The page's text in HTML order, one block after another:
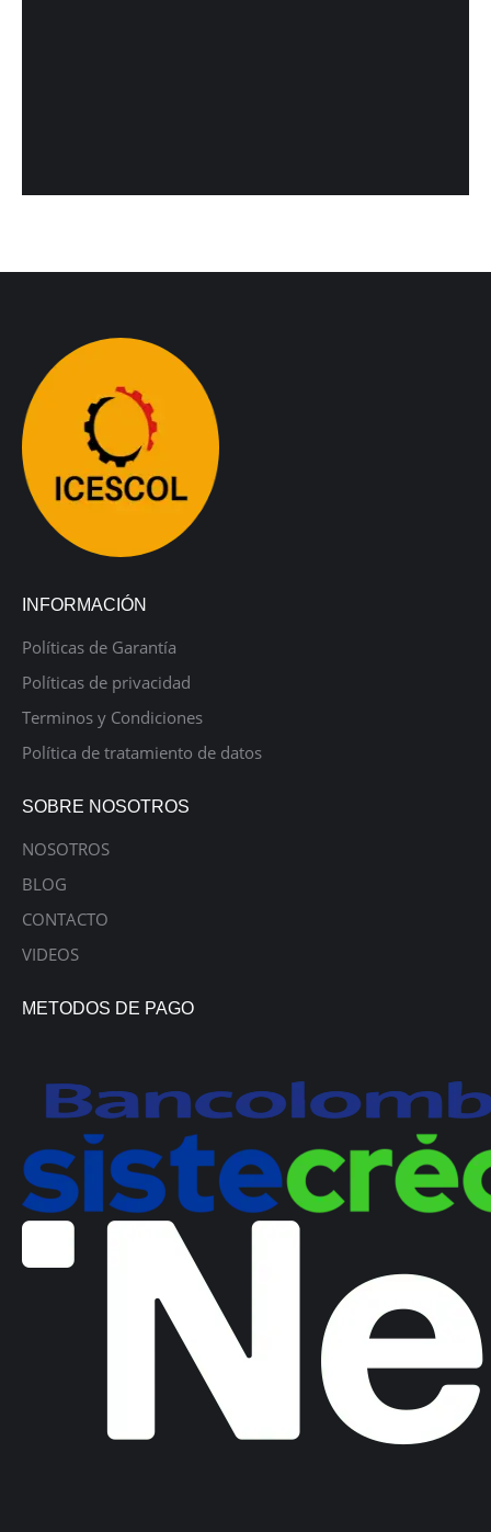
INFORMACIÓN
Políticas de Garantía
Políticas de privacidad
Terminos y Condiciones
Política de tratamiento de datos
SOBRE NOSOTROS
NOSOTROS
BLOG
CONTACTO
VIDEOS
METODOS DE PAGO